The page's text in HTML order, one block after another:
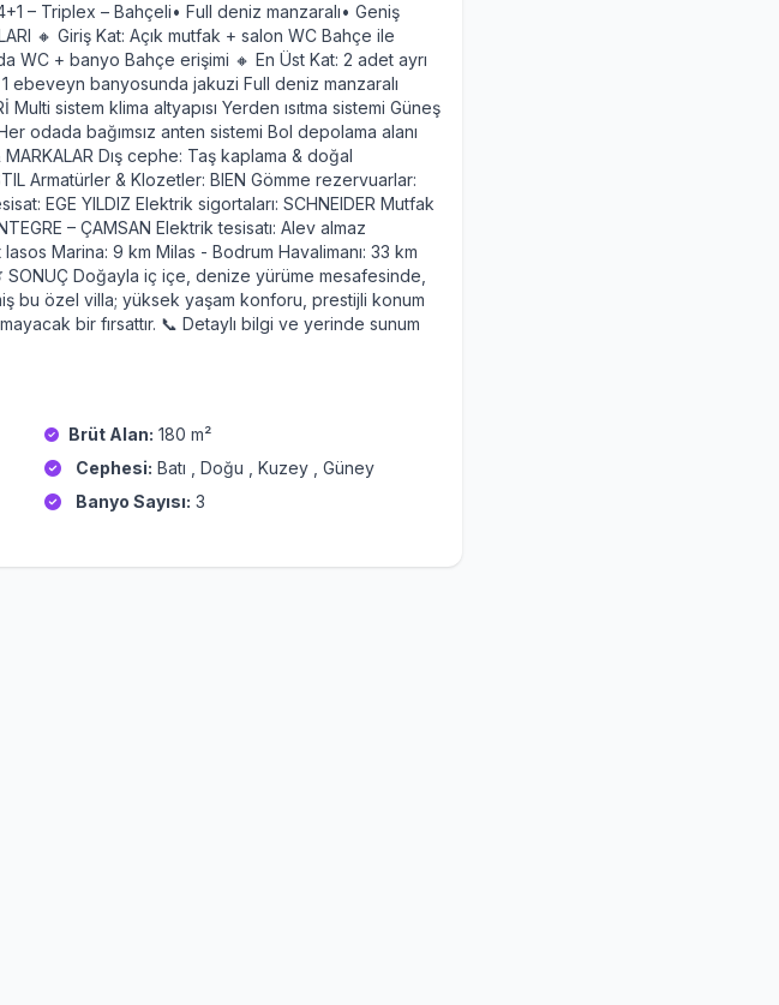
– Triplex – Bahçeli• Full deniz manzaralı• Geniş
🔸 Giriş Kat: Açık mutfak + salon WC Bahçe ile
WC + banyo Bahçe erişimi 🔸 En Üst Kat: 2 adet ayrı
ebeveyn banyosunda jakuzi Full deniz manzaralı
sistem klima altyapısı Yerden ısıtma sistemi Güneş
odada bağımsız anten sistemi Bol depolama alanı
Dış cephe: Taş kaplama & doğal
Armatürler & Klozetler: BIEN Gömme rezervuarlar:
EGE YILDIZ Elektrik sigortaları: SCHNEIDER Mutfak
– ÇAMSAN Elektrik tesisatı: Alev almaz
Marina: 9 km Milas - Bodrum Havalimanı: 33 km
Doğayla iç içe, denize yürüme mesafesinde,
bu özel villa; yüksek yaşam konforu, prestijli konum
bir fırsattır. 📞 Detaylı bilgi ve yerinde sunum
Brüt Alan: 180 m²
Cephesi: Batı , Doğu , Kuzey , Güney
Banyo Sayısı: 3